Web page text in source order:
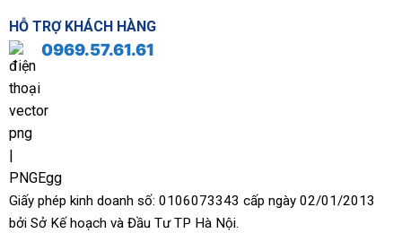
HỖ TRỢ KHÁCH HÀNG
0969.57.61.61
Giấy phép kinh doanh số: 0106073343 cấp ngày 02/01/2013
bởi Sở Kế hoạch và Đầu Tư TP Hà Nội.